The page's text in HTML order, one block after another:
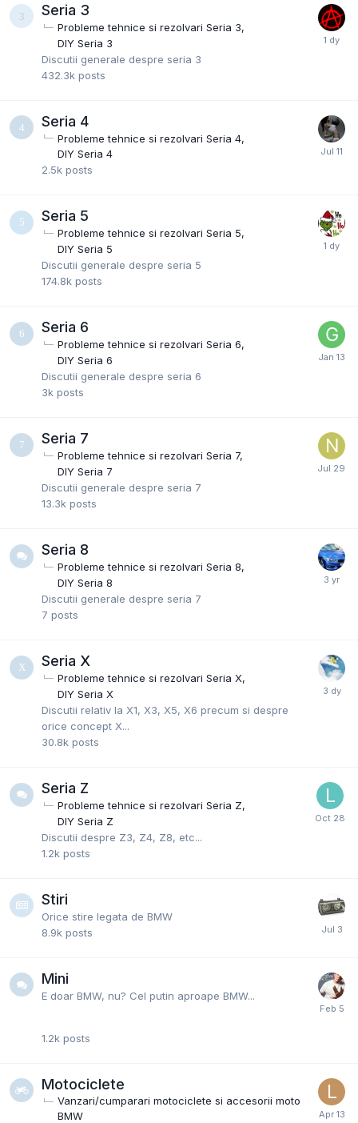
Seria 3
Probleme tehnice si rezolvari Seria 3
DIY Seria 3
Discutii generale despre seria 3
432.3k posts
Seria 4
Probleme tehnice si rezolvari Seria 4
DIY Seria 4
2.5k posts
Seria 5
Probleme tehnice si rezolvari Seria 5
DIY Seria 5
Discutii generale despre seria 5
174.8k posts
Seria 6
Probleme tehnice si rezolvari Seria 6
DIY Seria 6
Discutii generale despre seria 6
3k posts
Seria 7
Probleme tehnice si rezolvari Seria 7
DIY Seria 7
Discutii generale despre seria 7
13.3k posts
Seria 8
Probleme tehnice si rezolvari Seria 8
DIY Seria 8
Discutii generale despre seria 7
7 posts
Seria X
Probleme tehnice si rezolvari Seria X
DIY Seria X
Discutii relativ la X1, X3, X5, X6 precum si despre
orice concept X...
30.8k posts
Seria Z
Probleme tehnice si rezolvari Seria Z
DIY Seria Z
Discutii despre Z3, Z4, Z8, etc...
1.2k posts
Stiri
Orice stire legata de BMW
8.9k posts
Mini
E doar BMW, nu? Cel putin aproape BMW...
1.2k posts
Motociclete
Vanzari/cumparari motociclete si accesorii moto
BMW